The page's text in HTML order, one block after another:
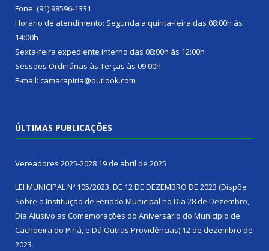
Fone: (91) 98596-1331
Horário de atendimento: Segunda a quinta-feira das 08:00h às
14:00h
Sexta-feira expediente interno das 08:00h às 12:00h
Sessões Ordinárias às Terças às 09:00h
E-mail: camarapiria@outlook.com
ÚLTIMAS PUBLICAÇÕES
Vereadores 2025-2028 19 de abril de 2025
LEI MUNICIPAL Nº 105/2023, DE 12 DE DEZEMBRO DE 2023 (Dispõe
Sobre a Instituição de Feriado Municipal no Dia 28 de Dezembro,
Dia Alusivo as Comemorações do Aniversário do Município de
Cachoeira do Piriá, e Dá Outras Providências) 12 de dezembro de
2023